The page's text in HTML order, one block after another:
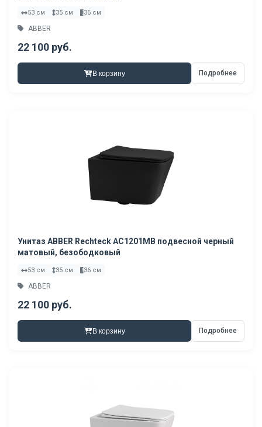
53 см 35 см 36 см
ABBER
22 100 руб.
В корзину Подробнее
Унитаз ABBER Rechteck AC1201MB подвесной черный
матовый, безободковый
53 см 35 см 36 см
ABBER
22 100 руб.
В корзину Подробнее